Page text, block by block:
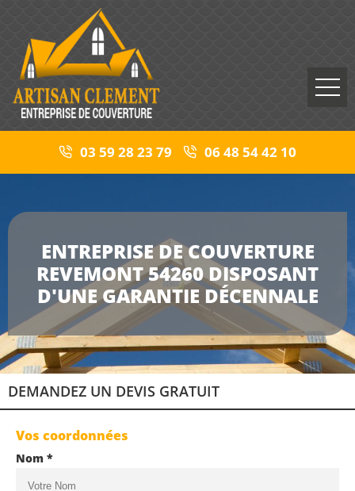
03 59 28 23 79 06 48 54 42 10
ENTREPRISE DE COUVERTURE
REVEMONT 54260 DISPOSANT
D'UNE GARANTIE DÉCENNALE
DEMANDEZ UN DEVIS GRATUIT
Vos coordonnées
Nom *